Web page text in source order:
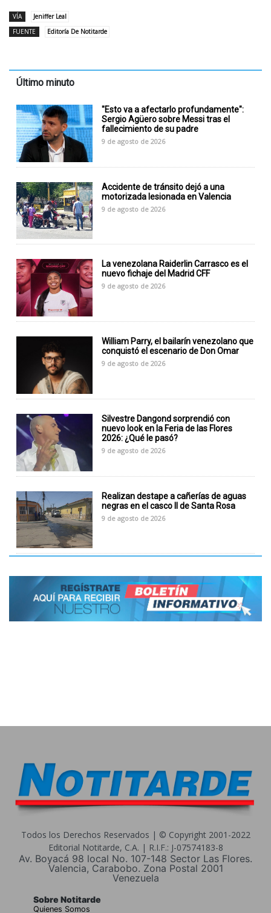
VÍA
Jeniffer Leal
FUENTE
Editoría De Notitarde
Último minuto
"Esto va a afectarlo profundamente":
Sergio Agüero sobre Messi tras el
fallecimiento de su padre
9 de agosto de 2026
Accidente de tránsito dejó a una
motorizada lesionada en Valencia
9 de agosto de 2026
La venezolana Raiderlin Carrasco es el
nuevo fichaje del Madrid CFF
9 de agosto de 2026
William Parry, el bailarín venezolano que
conquistó el escenario de Don Omar
9 de agosto de 2026
Silvestre Dangond sorprendió con
nuevo look en la Feria de las Flores
2026: ¿Qué le pasó?
9 de agosto de 2026
Realizan destape a cañerías de aguas
negras en el casco II de Santa Rosa
9 de agosto de 2026
Todos los Derechos Reservados | © Copyright 2001-2022
Editorial Notitarde, C.A. | R.I.F.: J-07574183-8
Av. Boyacá 98 local No. 107-148 Sector Las Flores.
Valencia, Carabobo. Zona Postal 2001
Venezuela
Sobre Notitarde
Quienes Somos